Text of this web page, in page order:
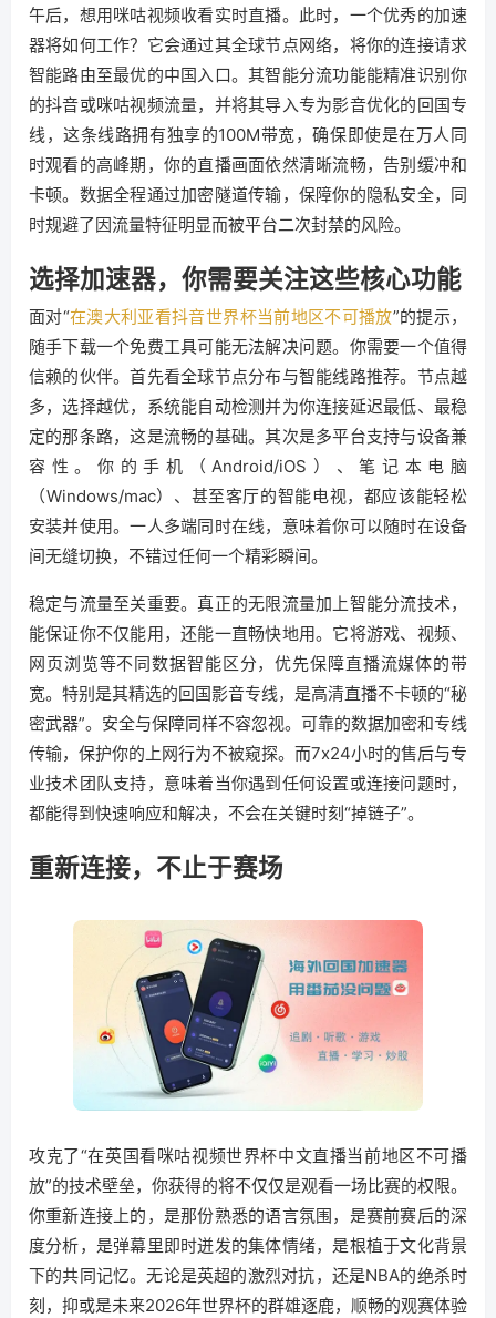
午后，想用咪咕视频收看实时直播。此时，一个优秀的加速
器将如何工作？它会通过其全球节点网络，将你的连接请求
智能路由至最优的中国入口。其智能分流功能能精准识别你
的抖音或咪咕视频流量，并将其导入专为影音优化的回国专
线，这条线路拥有独享的100M带宽，确保即使是在万人同
时观看的高峰期，你的直播画面依然清晰流畅，告别缓冲和
卡顿。数据全程通过加密隧道传输，保障你的隐私安全，同
时规避了因流量特征明显而被平台二次封禁的风险。
选择加速器，你需要关注这些核心功能
面对“在澳大利亚看抖音世界杯当前地区不可播放”的提示，
随手下载一个免费工具可能无法解决问题。你需要一个值得
信赖的伙伴。首先看全球节点分布与智能线路推荐。节点越
多，选择越优，系统能自动检测并为你连接延迟最低、最稳
定的那条路，这是流畅的基础。其次是多平台支持与设备兼
容性。你的手机（Android/iOS）、笔记本电脑
（Windows/mac）、甚至客厅的智能电视，都应该能轻松
安装并使用。一人多端同时在线，意味着你可以随时在设备
间无缝切换，不错过任何一个精彩瞬间。
稳定与流量至关重要。真正的无限流量加上智能分流技术，
能保证你不仅能用，还能一直畅快地用。它将游戏、视频、
网页浏览等不同数据智能区分，优先保障直播流媒体的带
宽。特别是其精选的回国影音专线，是高清直播不卡顿的“秘
密武器”。安全与保障同样不容忽视。可靠的数据加密和专线
传输，保护你的上网行为不被窥探。而7x24小时的售后与专
业技术团队支持，意味着当你遇到任何设置或连接问题时，
都能得到快速响应和解决，不会在关键时刻“掉链子”。
重新连接，不止于赛场
攻克了“在英国看咪咕视频世界杯中文直播当前地区不可播
放”的技术壁垒，你获得的将不仅仅是观看一场比赛的权限。
你重新连接上的，是那份熟悉的语言氛围，是赛前赛后的深
度分析，是弹幕里即时迸发的集体情绪，是根植于文化背景
下的共同记忆。无论是英超的激烈对抗，还是NBA的绝杀时
刻，抑或是未来2026年世界杯的群雄逐鹿，顺畅的观赛体验